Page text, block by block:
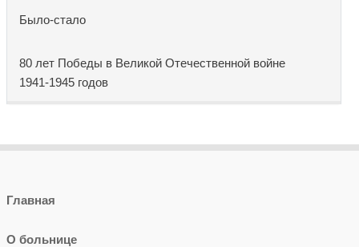
Было-стало
80 лет Победы в Великой Отечественной войне
1941-1945 годов
Главная
О больнице